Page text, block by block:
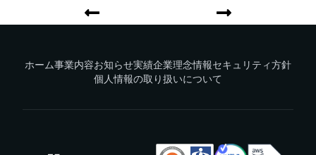
ホーム事業内容お知らせ実績企業理念情報セキュリティ方針
個人情報の取り扱いについて